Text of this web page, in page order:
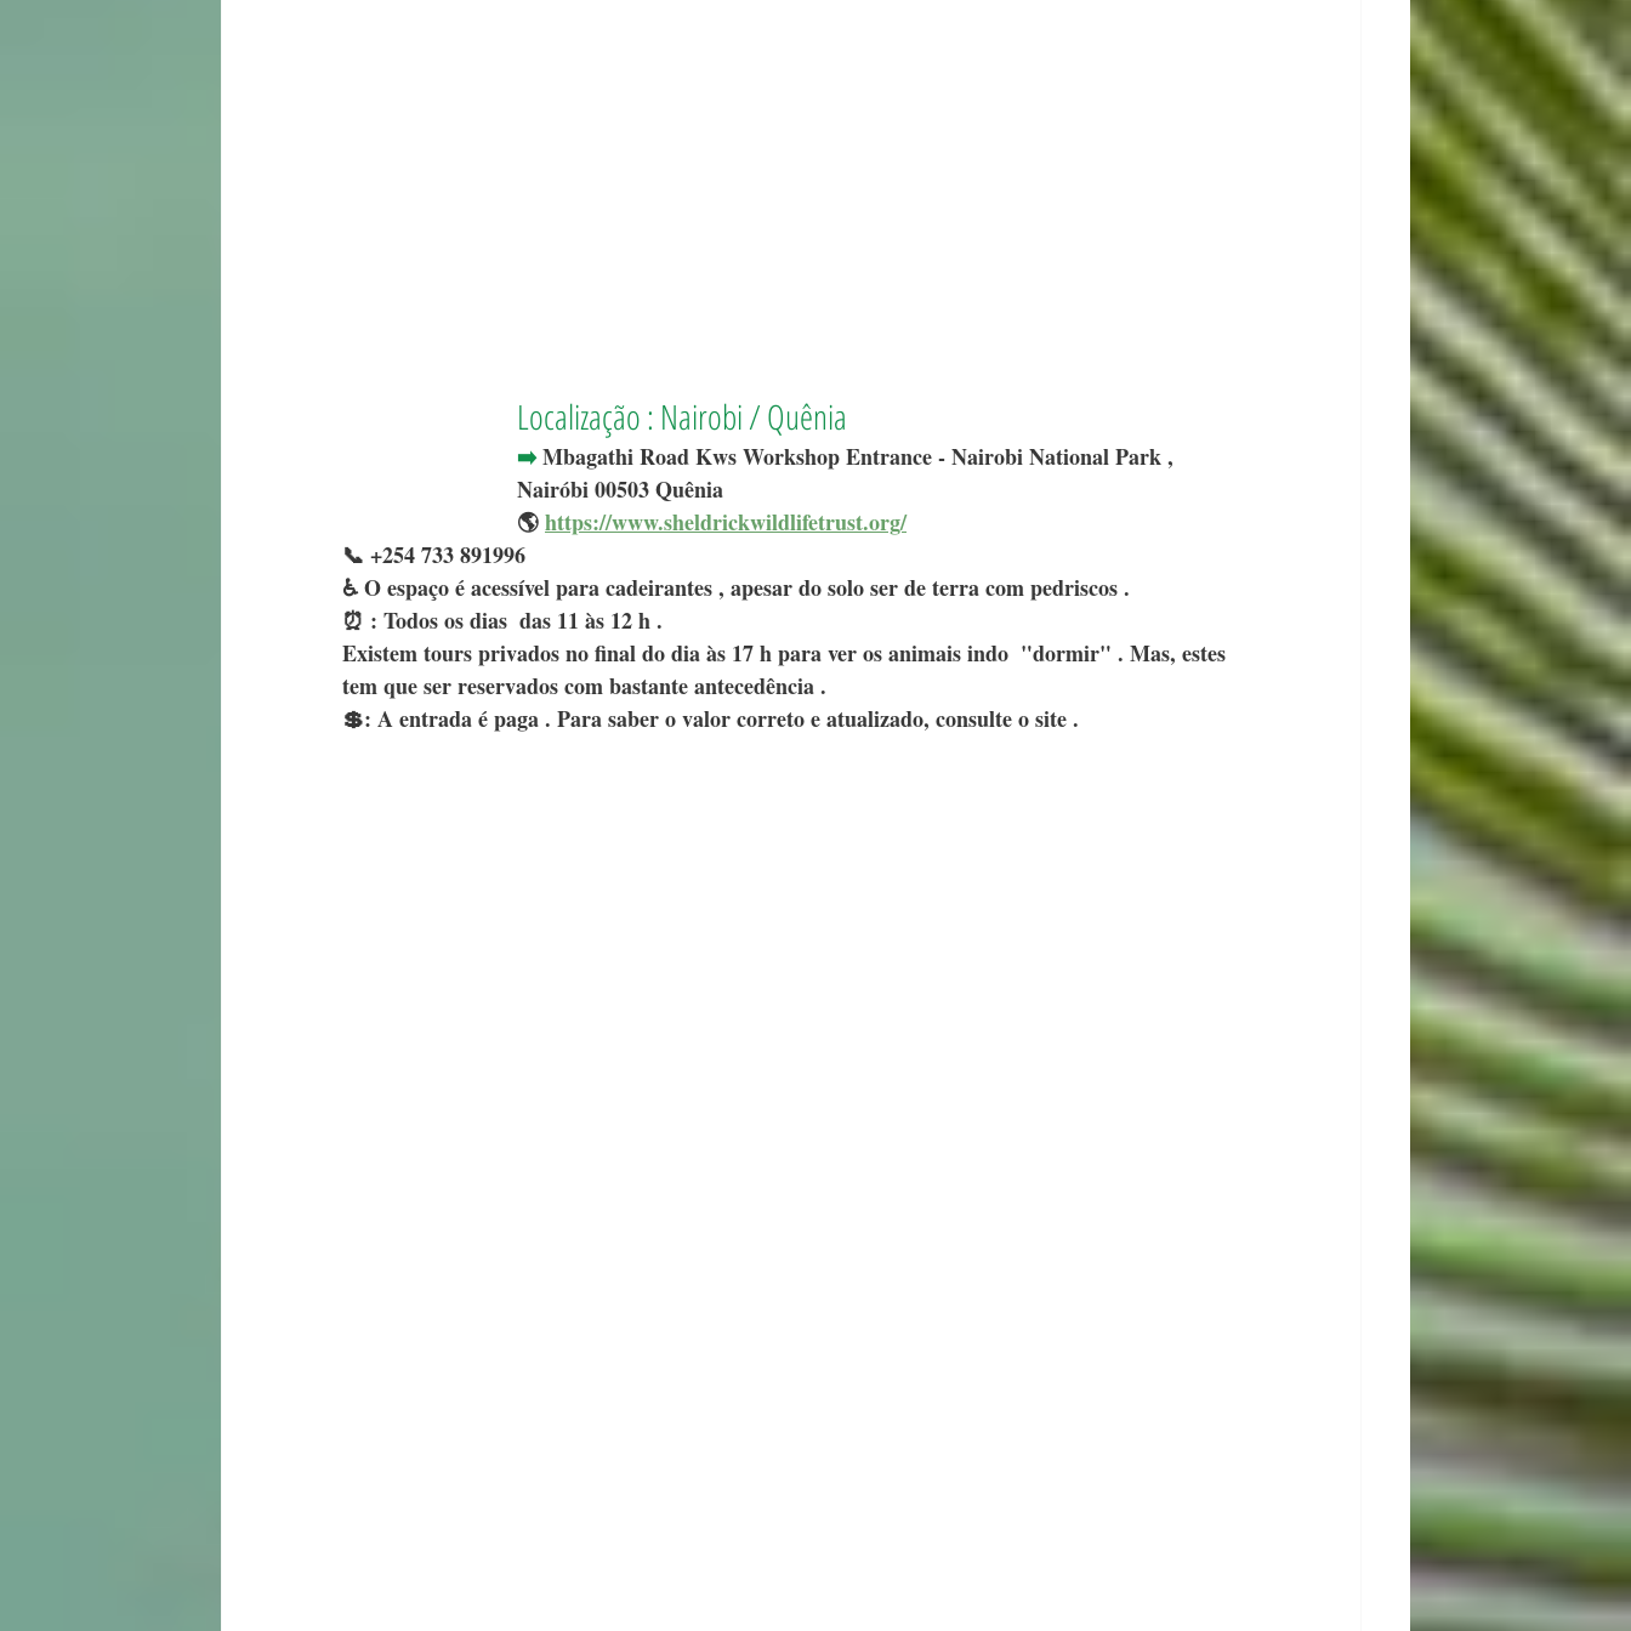
Localização : Nairobi / Quênia
➡️ Mbagathi Road Kws Workshop Entrance - Nairobi National Park ,
Nairóbi 00503 Quênia
🌎 https://www.sheldrickwildlifetrust.org/
📞 +254 733 891996
♿️ O espaço é acessível para cadeirantes , apesar do solo ser de terra com pedriscos .
⏰ : Todos os dias  das 11 às 12 h .
Existem tours privados no final do dia às 17 h para ver os animais indo  "dormir" . Mas, estes
tem que ser reservados com bastante antecedência .
💲: A entrada é paga . Para saber o valor correto e atualizado, consulte o site .